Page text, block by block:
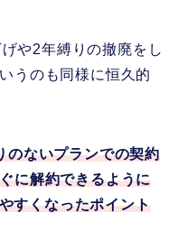
や2年縛りの撤廃をし
うのも同様に恒久的
のないプランでの契約
に解約できるように
すくなったポイント